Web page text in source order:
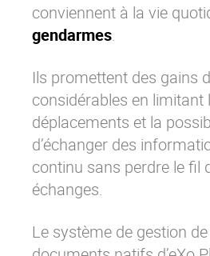
conviennent à la vie
gendarmes.
Ils promettent des gains
considérables en limitant
déplacements et la
d’échanger des
continu sans perdre le fil
échanges.
Le système de gestion de